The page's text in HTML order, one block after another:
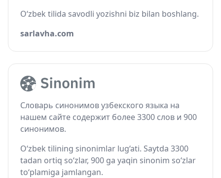
O‘zbek tilida savodli yozishni biz bilan boshlang.
sarlavha.com
Словарь синонимов узбекского языка на
нашем сайте содержит более 3300 слов и 900
синонимов.
O‘zbek tilining sinonimlar lug‘ati. Saytda 3300
tadan ortiq so‘zlar, 900 ga yaqin sinonim so‘zlar
to‘plamiga jamlangan.